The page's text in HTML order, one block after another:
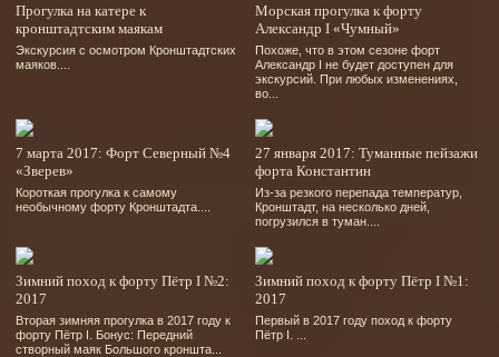
Прогулка на катере к
кронштадтским маякам
Экскурсия с осмотром Кронштадтских
маяков....
Морская прогулка к форту
Александр I «Чумный»
Похоже, что в этом сезоне форт
Александр I не будет доступен для
экскурсий. При любых изменениях,
во...
7 марта 2017: Форт Северный №4
«Зверев»
Короткая прогулка к самому
необычному форту Кронштадта....
27 января 2017: Туманные пейзажи
форта Константин
Из-за резкого перепада температур,
Кронштадт, на несколько дней,
погрузился в туман....
Зимний поход к форту Пётр I №2:
2017
Вторая зимняя прогулка в 2017 году к
форту Пётр I. Бонус: Передний
створный маяк Большого кроншта...
Зимний поход к форту Пётр I №1:
2017
Первый в 2017 году поход к форту
Пётр I. ...